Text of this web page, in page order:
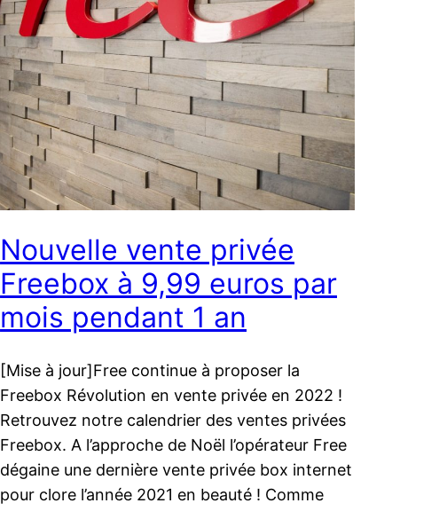
Nouvelle vente privée
Freebox à 9,99 euros par
mois pendant 1 an
[Mise à jour]Free continue à proposer la
Freebox Révolution en vente privée en 2022 !
Retrouvez notre calendrier des ventes privées
Freebox. A l’approche de Noël l’opérateur Free
dégaine une dernière vente privée box internet
pour clore l’année 2021 en beauté ! Comme